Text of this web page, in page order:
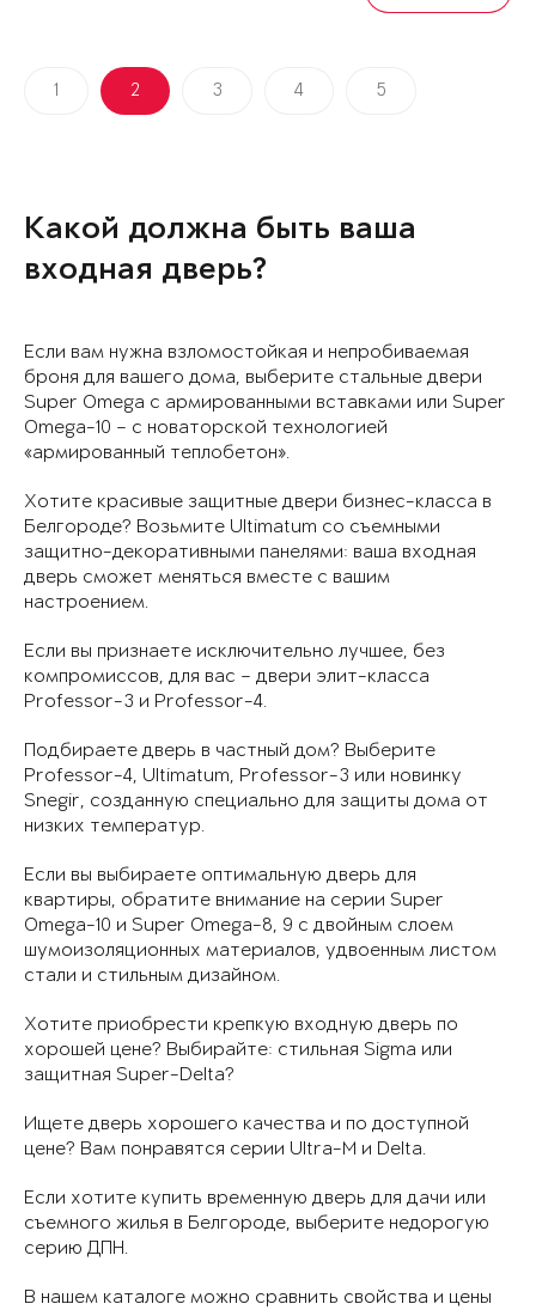
1 2 3 4 5
Какой должна быть ваша
входная дверь?
Если вам нужна взломостойкая и непробиваемая
броня для вашего дома, выберите стальные двери
Super Omega с армированными вставками или Super
Omega-10 – с новаторской технологией
«армированный теплобетон».
Хотите красивые защитные двери бизнес-класса в
Белгороде? Возьмите Ultimatum со съемными
защитно-декоративными панелями: ваша входная
дверь сможет меняться вместе с вашим
настроением.
Если вы признаете исключительно лучшее, без
компромиссов, для вас – двери элит-класса
Professor-3 и Professor-4.
Подбираете дверь в частный дом? Выберите
Professor-4, Ultimatum, Professor-3 или новинку
Snegir, созданную специально для защиты дома от
низких температур.
Если вы выбираете оптимальную дверь для
квартиры, обратите внимание на серии Super
Omega-10 и Super Omega-8, 9 с двойным слоем
шумоизоляционных материалов, удвоенным листом
стали и стильным дизайном.
Хотите приобрести крепкую входную дверь по
хорошей цене? Выбирайте: стильная Sigma или
защитная Super-Delta?
Ищете дверь хорошего качества и по доступной
цене? Вам понравятся серии Ultra-M и Delta.
Если хотите купить временную дверь для дачи или
съемного жилья в Белгороде, выберите недорогую
серию ДПН.
В нашем каталоге можно сравнить свойства и цены